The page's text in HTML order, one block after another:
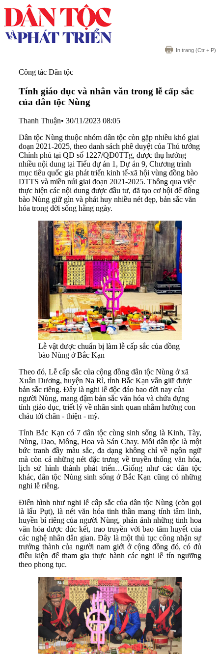
In trang (Ctr + P)
Công tác Dân tộc
Tính giáo dục và nhân văn trong lễ cấp sắc
của dân tộc Nùng
Thanh Thuận• 30/11/2023 08:05
Dân tộc Nùng thuộc nhóm dân tộc còn gặp nhiều khó giai
đoạn 2021-2025, theo danh sách phê duyệt của Thủ tướng
Chính phủ tại QĐ số 1227/QĐ0TTg, được thụ hưởng
nhiều nội dung tại Tiểu dự án 1, Dự án 9, Chương trình
mục tiêu quốc gia phát triển kinh tế-xã hội vùng đồng bào
DTTS và miền núi giai đoạn 2021-2025. Thông qua việc
thực hiện các nội dung được đầu tư, đã tạo cơ hội để đồng
bào Nùng giữ gìn và phát huy nhiều nét đẹp, bản sắc văn
hóa trong đời sống hằng ngày.
Lễ vật được chuẩn bị làm lễ cấp sắc của đồng
bào Nùng ở Bắc Kạn
Theo đó, Lễ cấp sắc của cộng đồng dân tộc Nùng ở xã
Xuân Dương, huyện Na Rì, tỉnh Bắc Kạn vẫn giữ được
bản sắc riêng. Đây là nghi lễ độc đáo bao đời nay của
người Nùng, mang đậm bản sắc văn hóa và chứa đựng
tính giáo dục, triết lý về nhân sinh quan nhằm hướng con
cháu tới chân - thiện - mỹ.
Tỉnh Bắc Kạn có 7 dân tộc cùng sinh sống là Kinh, Tày,
Nùng, Dao, Mông, Hoa và Sán Chay. Mỗi dân tộc là một
bức tranh đầy màu sắc, đa dạng không chỉ về ngôn ngữ
mà còn cả những nét đặc trưng về truyền thống văn hóa,
lịch sử hình thành phát triển…Giống như các dân tộc
khác, dân tộc Nùng sinh sống ở Bắc Kạn cũng có những
nghi lễ riêng.
Điển hình như nghi lễ cấp sắc của dân tộc Nùng (còn gọi
là lẩu Pụt), là nét văn hóa tinh thần mang tính tâm linh,
huyền bí riêng của người Nùng, phản ánh những tinh hoa
văn hóa được đúc kết, trao truyền với bao tâm huyết của
các nghệ nhân dân gian. Đây là một thủ tục công nhận sự
trưởng thành của người nam giới ở cộng đồng đó, có đủ
điều kiện để tham gia thực hành các nghi lễ tín ngưỡng
theo phong tục.